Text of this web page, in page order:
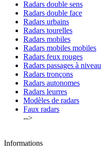
Radars double sens
Radars double face
Radars urbains
Radars tourelles
Radars mobiles
Radars mobiles mobiles
Radars feux rouges
Radars passages à niveau
Radars tronçons
Radars autonomes
Radars leurres
Modèles de radars
Faux radars
-->
Informations